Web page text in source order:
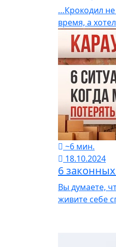
…Крокодил не
время, а
~6 мин.
18.10.2024
6
Вы думаете,
живите себе